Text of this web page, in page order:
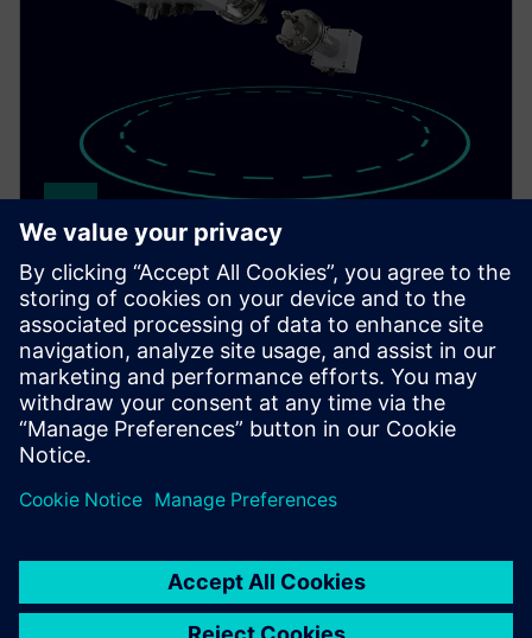
SITRANS TDL
Achieve fast, selective gas measurement with the in-
situ gas analyzer SITRANS TDL for a wide range of
different gases.